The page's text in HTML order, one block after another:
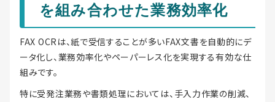
を組み合わせた業務効率化
FAX OCRは、紙で受信することが多いFAX文書を自動的にデ
ータ化し、業務効率化やペーパーレス化を実現する有効な仕
組みです。
特に受発注業務や書類処理においては、手入力作業の削減、